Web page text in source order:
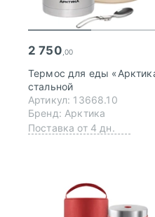
2 750 ,00
Термос для еды
стальной
Артикул: 13668.10
Бренд: Арктика
Поставка от 4 дн.